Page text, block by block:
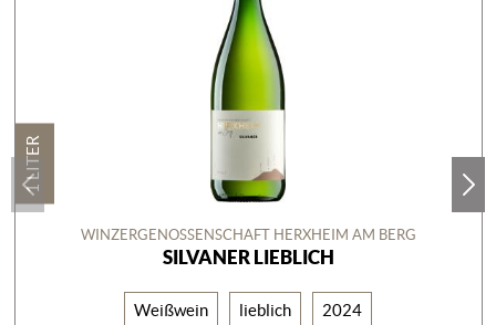
1 LITER
WINZERGENOSSENSCHAFT HERXHEIM AM BERG
SILVANER LIEBLICH
Weißwein lieblich 2024